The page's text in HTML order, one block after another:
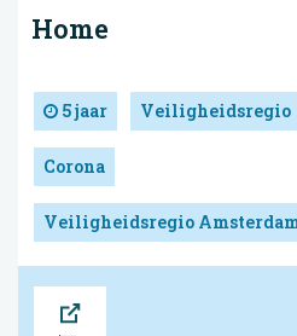
Home
5 jaar Veiligheidsregio
Corona
Veiligheidsregio